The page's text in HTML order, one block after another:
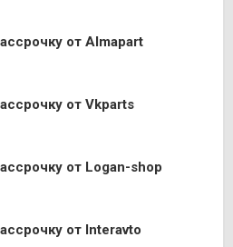
от Almapart
от Vkparts
от Logan-shop
от Interavto